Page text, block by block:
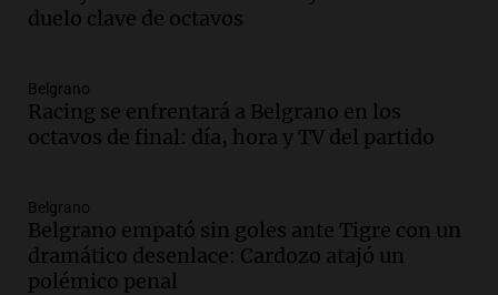
Argentina
Audio.
Juicio por la tragedia de las Altas
Cumbres: un bombero testimonia sobre
el manejo de la ambulancia
Audio.Avanza el juicio por la tragedia de
las Altas Cumbres en Córdoba con
testimonios clave y videos
duelo clave de octavos
Belgrano
Racing se enfrentará a Belgrano en los
octavos de final: día, hora y TV del partido
Belgrano
Belgrano empató sin goles ante Tigre con un
dramático desenlace: Cardozo atajó un
polémico penal